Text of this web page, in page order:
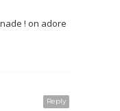
! on adore
Reply